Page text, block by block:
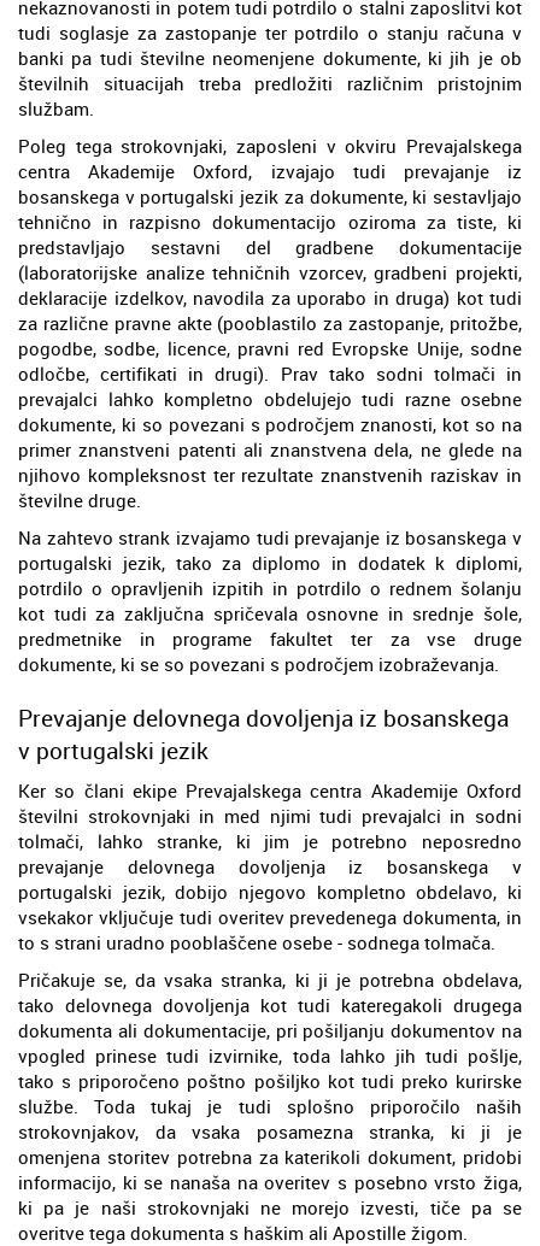
nekaznovanosti in potem tudi potrdilo o stalni zaposlitvi kot
tudi soglasje za zastopanje ter potrdilo o stanju računa v
banki pa tudi številne neomenjene dokumente, ki jih je ob
številnih situacijah treba predložiti različnim pristojnim
službam.
Poleg tega strokovnjaki, zaposleni v okviru Prevajalskega
centra Akademije Oxford, izvajajo tudi prevajanje iz
bosanskega v portugalski jezik za dokumente, ki sestavljajo
tehnično in razpisno dokumentacijo oziroma za tiste, ki
predstavljajo sestavni del gradbene dokumentacije
(laboratorijske analize tehničnih vzorcev, gradbeni projekti,
deklaracije izdelkov, navodila za uporabo in druga) kot tudi
za različne pravne akte (pooblastilo za zastopanje, pritožbe,
pogodbe, sodbe, licence, pravni red Evropske Unije, sodne
odločbe, certifikati in drugi). Prav tako sodni tolmači in
prevajalci lahko kompletno obdelujejo tudi razne osebne
dokumente, ki so povezani s področjem znanosti, kot so na
primer znanstveni patenti ali znanstvena dela, ne glede na
njihovo kompleksnost ter rezultate znanstvenih raziskav in
številne druge.
Na zahtevo strank izvajamo tudi prevajanje iz bosanskega v
portugalski jezik, tako za diplomo in dodatek k diplomi,
potrdilo o opravljenih izpitih in potrdilo o rednem šolanju
kot tudi za zaključna spričevala osnovne in srednje šole,
predmetnike in programe fakultet ter za vse druge
dokumente, ki se so povezani s področjem izobraževanja.
Prevajanje delovnega dovoljenja iz bosanskega
v portugalski jezik
Ker so člani ekipe Prevajalskega centra Akademije Oxford
številni strokovnjaki in med njimi tudi prevajalci in sodni
tolmači, lahko stranke, ki jim je potrebno neposredno
prevajanje delovnega dovoljenja iz bosanskega v
portugalski jezik, dobijo njegovo kompletno obdelavo, ki
vsekakor vključuje tudi overitev prevedenega dokumenta, in
to s strani uradno pooblaščene osebe - sodnega tolmača.
Pričakuje se, da vsaka stranka, ki ji je potrebna obdelava,
tako delovnega dovoljenja kot tudi kateregakoli drugega
dokumenta ali dokumentacije, pri pošiljanju dokumentov na
vpogled prinese tudi izvirnike, toda lahko jih tudi pošlje,
tako s priporočeno poštno pošiljko kot tudi preko kurirske
službe. Toda tukaj je tudi splošno priporočilo naših
strokovnjakov, da vsaka posamezna stranka, ki ji je
omenjena storitev potrebna za katerikoli dokument, pridobi
informacijo, ki se nanaša na overitev s posebno vrsto žiga,
ki pa je naši strokovnjaki ne morejo izvesti, tiče pa se
overitve tega dokumenta s haškim ali Apostille žigom.